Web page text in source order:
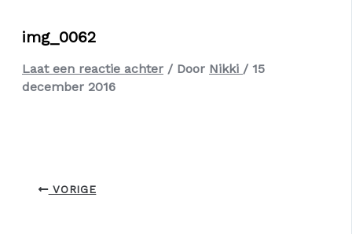
img_0062
Laat een reactie achter / Door Nikki / 15
december 2016
VORIGE